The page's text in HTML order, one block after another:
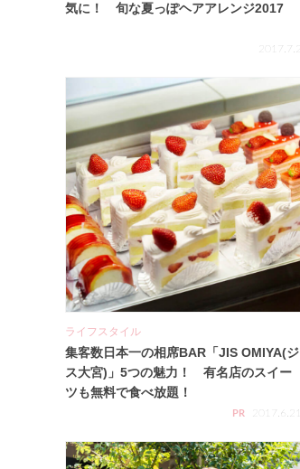
気に！ 旬な夏っぽヘアアレンジ2017
2017.7.2
ライフスタイル
集客数日本一の相席BAR「JIS OMIYA(ジ
ス大宮)」5つの魅力！ 有名店のスイー
ツも無料で食べ放題！
PR 2017.6.21